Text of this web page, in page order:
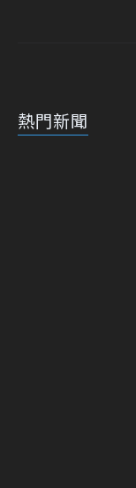
熱門新聞